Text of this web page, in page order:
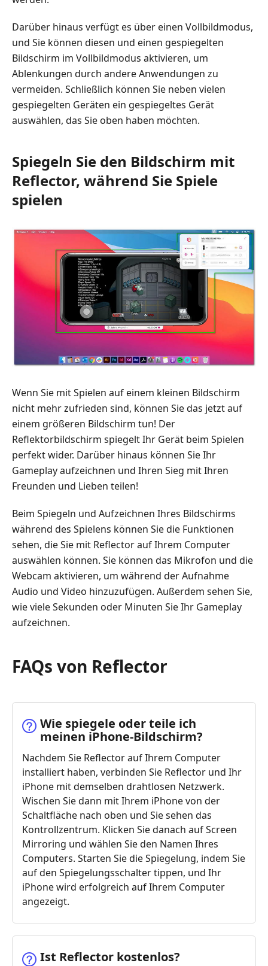
Darüber hinaus verfügt es über einen Vollbildmodus,
und Sie können diesen und einen gespiegelten
Bildschirm im Vollbildmodus aktivieren, um
Ablenkungen durch andere Anwendungen zu
vermeiden. Schließlich können Sie neben vielen
gespiegelten Geräten ein gespiegeltes Gerät
auswählen, das Sie oben haben möchten.
Spiegeln Sie den Bildschirm mit
Reflector, während Sie Spiele
spielen
Wenn Sie mit Spielen auf einem kleinen Bildschirm
nicht mehr zufrieden sind, können Sie das jetzt auf
einem größeren Bildschirm tun! Der
Reflektorbildschirm spiegelt Ihr Gerät beim Spielen
perfekt wider. Darüber hinaus können Sie Ihr
Gameplay aufzeichnen und Ihren Sieg mit Ihren
Freunden und Lieben teilen!
Beim Spiegeln und Aufzeichnen Ihres Bildschirms
während des Spielens können Sie die Funktionen
sehen, die Sie mit Reflector auf Ihrem Computer
auswählen können. Sie können das Mikrofon und die
Webcam aktivieren, um während der Aufnahme
Audio und Video hinzuzufügen. Außerdem sehen Sie,
wie viele Sekunden oder Minuten Sie Ihr Gameplay
aufzeichnen.
FAQs von Reflector
Wie spiegele oder teile ich
meinen iPhone‑Bildschirm?
Nachdem Sie Reflector auf Ihrem Computer
installiert haben, verbinden Sie Reflector und Ihr
iPhone mit demselben drahtlosen Netzwerk.
Wischen Sie dann mit Ihrem iPhone von der
Schaltfläche nach oben und Sie sehen das
Kontrollzentrum. Klicken Sie danach auf Screen
Mirroring und wählen Sie den Namen Ihres
Computers. Starten Sie die Spiegelung, indem Sie
auf den Spiegelungsschalter tippen, und Ihr
iPhone wird erfolgreich auf Ihrem Computer
angezeigt.
Ist Reflector kostenlos?